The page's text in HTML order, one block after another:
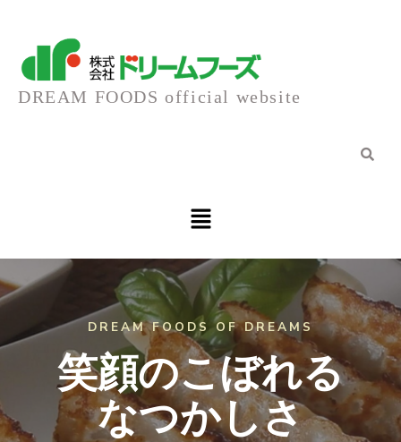
プ
DREAM FOODS official website
メ
ニ
ー
DREAM FOODS OF DREAMS
笑顔のこぼれる
なつかしさ